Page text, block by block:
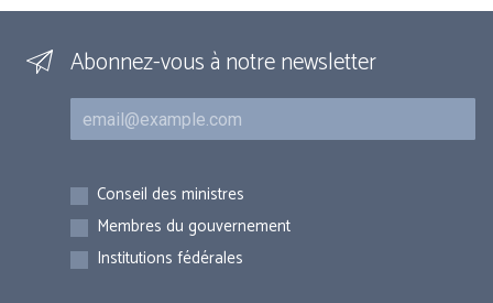
Abonnez-vous à notre newsletter
Courriel
Inscriptions
Conseil des ministres
Membres du gouvernement
Institutions fédérales